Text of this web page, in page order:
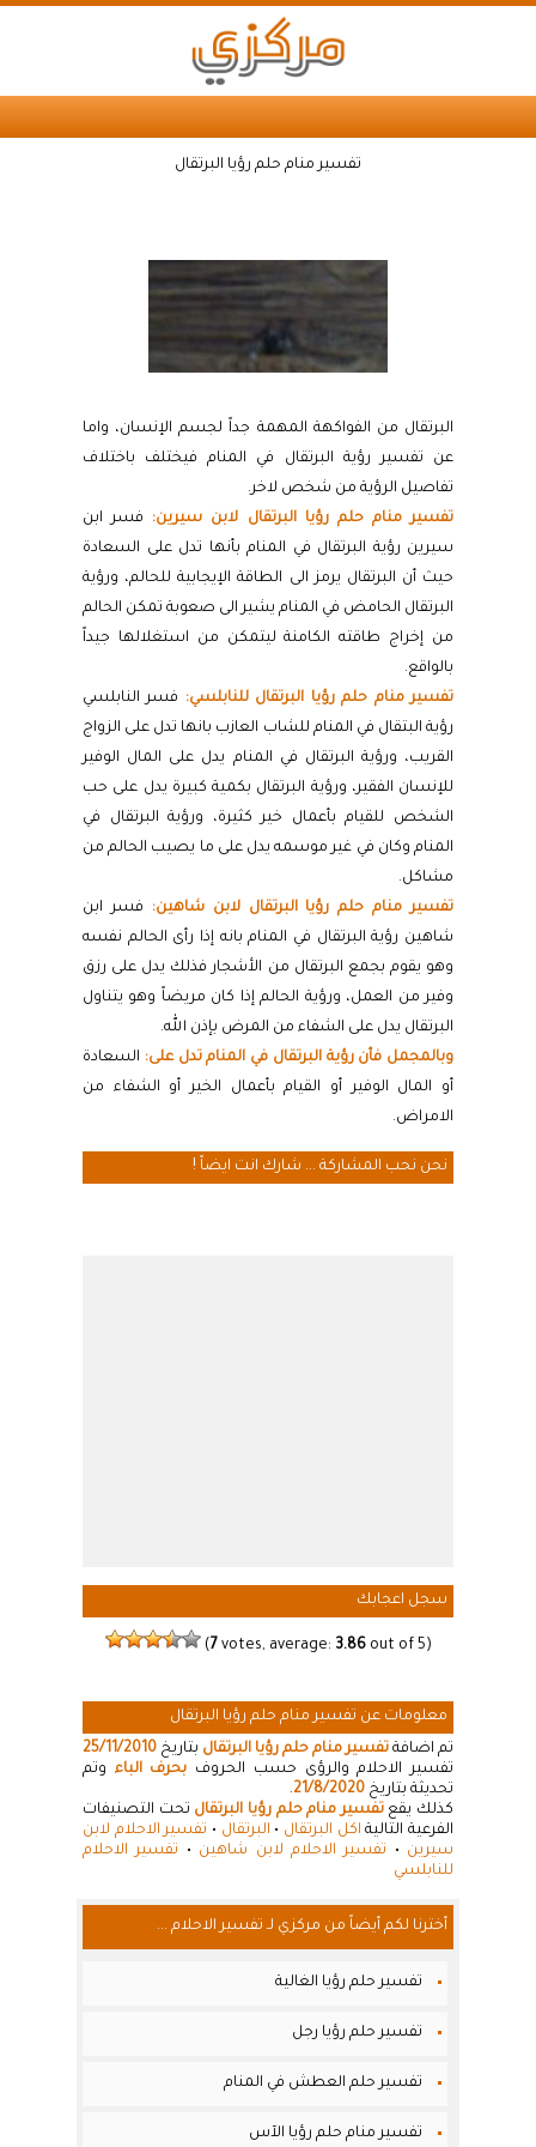
تفسير منام حلم رؤيا البرتقال
البرتقال من الفواكهة المهمة جداً لجسم الإنسان، واما
عن تفسير رؤية البرتقال في المنام فيختلف باختلاف
تفاصيل الرؤية من شخص لاخر.
تفسير منام حلم رؤيا البرتقال لابن سيرين: فسر ابن
سيرين رؤية البرتقال في المنام بأنها تدل على السعادة
حيث أن البرتقال يرمز الى الطاقة الإيجابية للحالم، ورؤية
البرتقال الحامض في المنام يشير الى صعوبة تمكن الحالم
من إخراج طاقته الكامنة ليتمكن من استغلالها جيداً
بالواقع.
تفسير منام حلم رؤيا البرتقال للنابلسي: فسر النابلسي
رؤية البتقال في المنام للشاب العازب بانها تدل على الزواج
القريب، ورؤية البرتقال في المنام يدل على المال الوفير
للإنسان الفقير، ورؤية البرتقال بكمية كبيرة يدل على حب
الشخص للقيام بأعمال خير كثيرة، ورؤية البرتقال في
المنام وكان في غير موسمه يدل على ما يصيب الحالم من
مشاكل.
تفسير منام حلم رؤيا البرتقال لابن شاهين: فسر ابن
شاهين رؤية البرتقال في المنام بانه إذا رأى الحالم نفسه
وهو يقوم بجمع البرتقال من الأشجار فذلك يدل على رزق
وفير من العمل، ورؤية الحالم إذا كان مريضاً وهو يتناول
البرتقال يدل على الشفاء من المرض بإذن الله.
وبالمجمل فأن رؤية البرتقال في المنام تدل على: السعادة
أو المال الوفير أو القيام بأعمال الخير أو الشفاء من
الامراض.
نحن نحب المشاركة ... شارك انت ايضاً !
سجل اعجابك
(7 votes, average: 3.86out of 5)
معلومات عن تفسير منام حلم رؤيا البرتقال
تم اضافة تفسير منام حلم رؤيا البرتقال بتاريخ 25/11/2010
تفسير الاحلام والرؤى حسب الحروف بحرف الباء وتم
تحديثة بتاريخ 21/8/2020
.
كذلك يقعتفسير منام حلم رؤيا البرتقال تحت التصنيفات
الفرعية التالية اكل البرتقال • البرتقال • تفسير الاحلام لابن
سيرين • تفسير الاحلام لابن شاهين • تفسير الاحلام
للنابلسي
أخترنا لكم أيضاً من مركزي لـ تفسير الاحلام ...
تفسير حلم رؤيا الغالية
تفسير حلم رؤيا رجل
تفسير حلم العطش في المنام
تفسير منام حلم رؤيا الآس